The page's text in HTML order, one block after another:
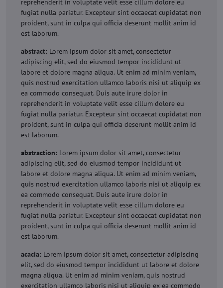
reprehenderit in voluptate velit esse cillum dolore eu
fugiat nulla pariatur. Excepteur sint occaecat cupidatat non
proident, sunt in culpa qui officia deserunt mollit anim id
est laborum.
abstract: Lorem ipsum dolor sit amet, consectetur
adipiscing elit, sed do eiusmod tempor incididunt ut
labore et dolore magna aliqua. Ut enim ad minim veniam,
quis nostrud exercitation ullamco laboris nisi ut aliquip ex
ea commodo consequat. Duis aute irure dolor in
reprehenderit in voluptate velit esse cillum dolore eu
fugiat nulla pariatur. Excepteur sint occaecat cupidatat non
proident, sunt in culpa qui officia deserunt mollit anim id
est laborum.
abstraction: Lorem ipsum dolor sit amet, consectetur
adipiscing elit, sed do eiusmod tempor incididunt ut
labore et dolore magna aliqua. Ut enim ad minim veniam,
quis nostrud exercitation ullamco laboris nisi ut aliquip ex
ea commodo consequat. Duis aute irure dolor in
reprehenderit in voluptate velit esse cillum dolore eu
fugiat nulla pariatur. Excepteur sint occaecat cupidatat non
proident, sunt in culpa qui officia deserunt mollit anim id
est laborum.
acacia: Lorem ipsum dolor sit amet, consectetur adipiscing
elit, sed do eiusmod tempor incididunt ut labore et dolore
magna aliqua. Ut enim ad minim veniam, quis nostrud
exercitation ullamco laboris nisi ut aliquip ex ea commodo